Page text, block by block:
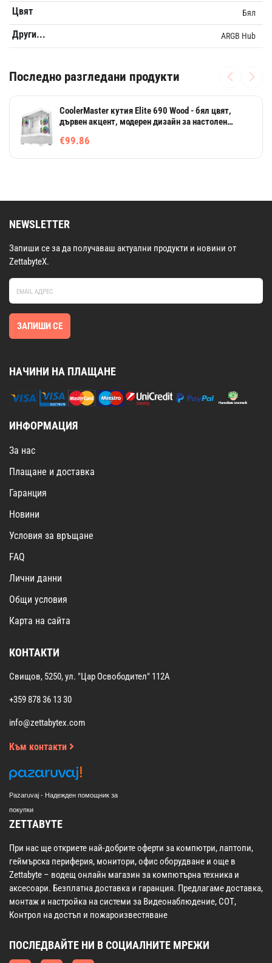
Цвят Бял
Други... ARGB Hub
Последно разгледани продукти
CoolerMaster кутия Elite 690 Wood - бял цвят,
дървен акцент, модерен дизайн за настолен
€99.86
NEWSLETTER
Запиши се за да получаваш актуални продукти и новини от
ZettabyteX.
ЗАПИШИ СЕ
НАЧИНИ НА ПЛАЩАНЕ
ИНФОРМАЦИЯ
За нас
Плащане и доставка
Гаранция
Новини
Условия за връщане
FAQ
Лични данни
Общи условия
Карта на сайта
КОНТАКТИ
Свищов, 5250, ул. "Цар Освободител" 112А
+359 878 36 13 30
info@zettabytex.com
Към контакти
Pazaruvaj - Надежден помощник за
покупки
ZETTABYTE
При нас ще откриете най-добрите оферти за компютри, лаптопи,
геймърска периферия, монитори, офис оборудване и още в
Zettabyte – водещ онлайн магазин за компютърна техника и
аксесоари. Безплатна доставка и гаранция. Предлагаме доставка,
монтаж и настройка на системи за Видеонаблюдение, СОТ,
Контрол на достъп и пожароизвестяване
ПОСЛЕДВАЙТЕ НИ В СОЦИАЛНИТЕ МРЕЖИ